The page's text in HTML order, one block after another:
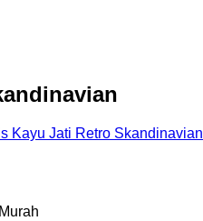
Kayu Jati Retro Skandinavian